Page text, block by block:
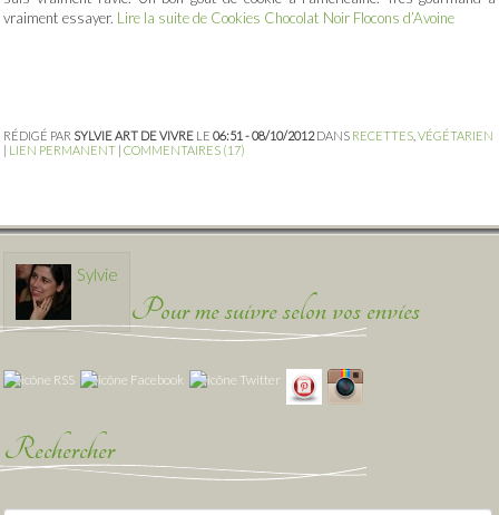
vraiment essayer. Lire la suite de Cookies Chocolat Noir Flocons d’Avoine
RÉDIGÉ PAR SYLVIE ART DE VIVRE LE 06:51 - 08/10/2012DANS RECETTES VÉGÉTARIEN
| LIEN PERMANENT | COMMENTAIRES (17)
Sylvie
Pour me suivre selon vos envies
Rechercher